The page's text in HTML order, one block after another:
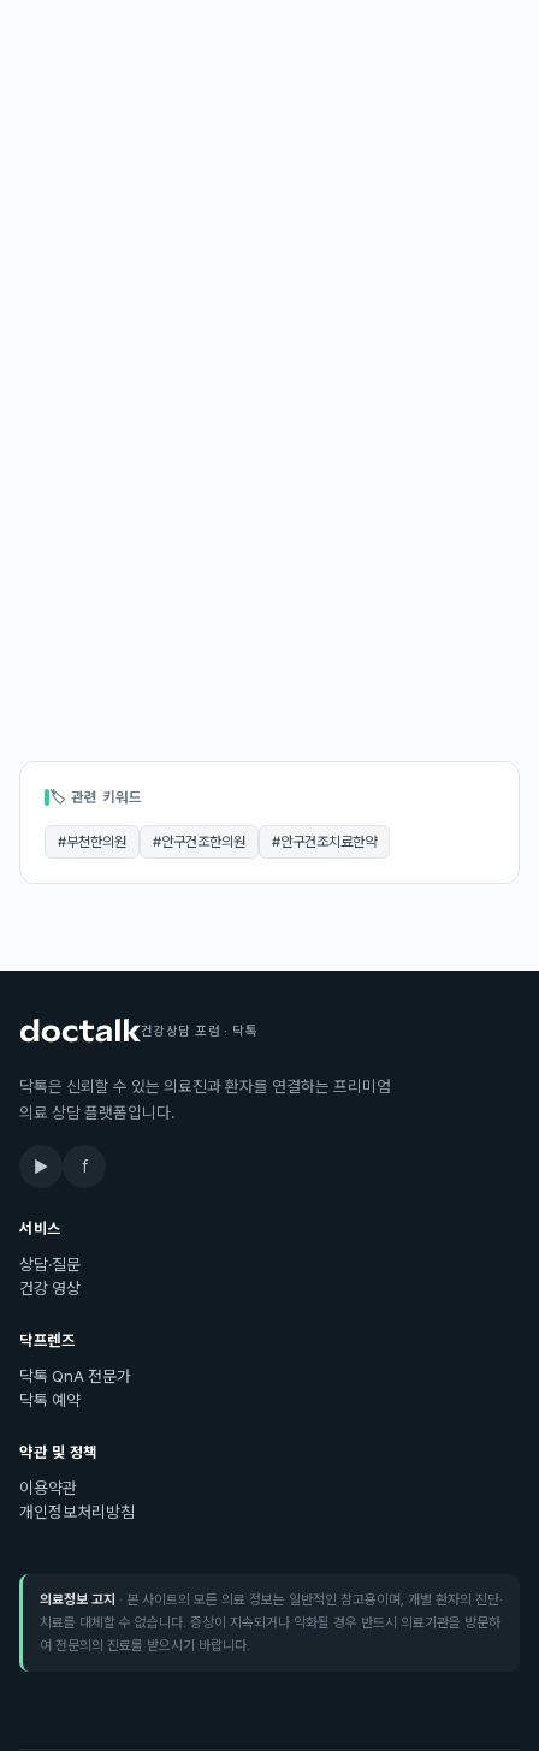
🏷 관련 키워드
#부천한의원 #안구건조한의원 #안구건조치료한약
건강상담 포럼 · 닥톡
닥톡은 신뢰할 수 있는 의료진과 환자를 연결하는 프리미엄
의료 상담 플랫폼입니다.
▶ f
서비스
상담·질문
건강 영상
닥프렌즈
닥톡 QnA 전문가
닥톡 예약
약관 및 정책
이용약관
개인정보처리방침
의료정보 고지 · 본 사이트의 모든 의료 정보는 일반적인 참고용이며, 개별 환자의 진단·
치료를 대체할 수 없습니다. 증상이 지속되거나 악화될 경우 반드시 의료기관을 방문하
여 전문의의 진료를 받으시기 바랍니다.